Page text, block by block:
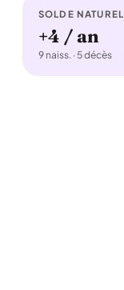
SOLDE NATUREL
+4 / an
9 naiss. · 5 décès